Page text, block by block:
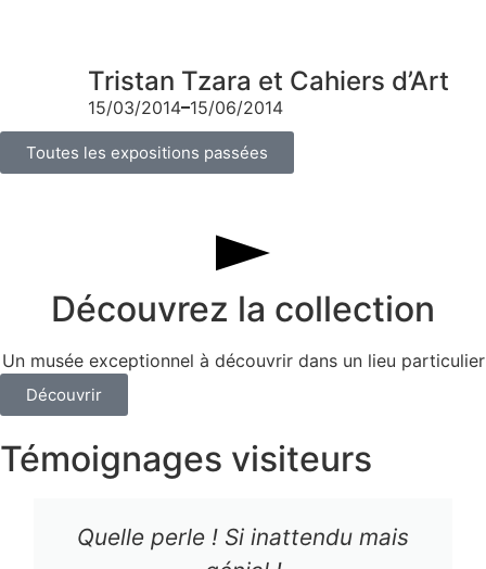
Tristan Tzara et Cahiers d’Art
15/03/2014 15/06/2014
Toutes les expositions passées
Découvrez la collection​
Un musée exceptionnel à découvrir dans un lieu particulier​
Découvrir
Témoignages visiteurs
Quelle perle ! Si inattendu mais